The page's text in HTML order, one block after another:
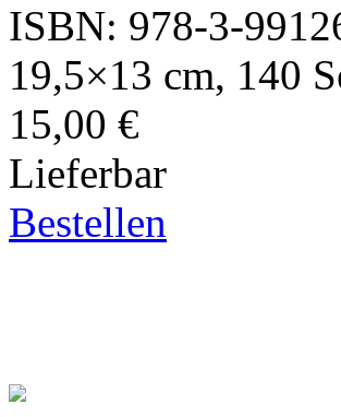
ISBN: 978-3-
19,5×13 cm, 140
15,00 €
Lieferbar
Bestellen